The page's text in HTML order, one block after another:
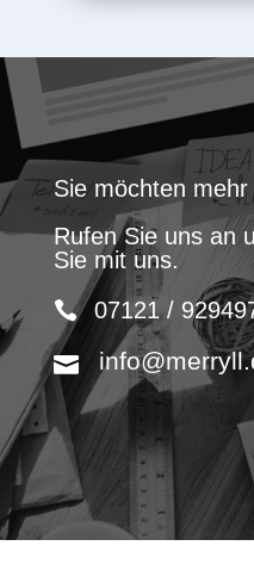
Sie möchten
Rufen Sie uns an
Sie mit uns.
07121 /